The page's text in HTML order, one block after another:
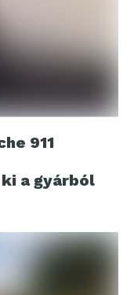
911
a gyárból